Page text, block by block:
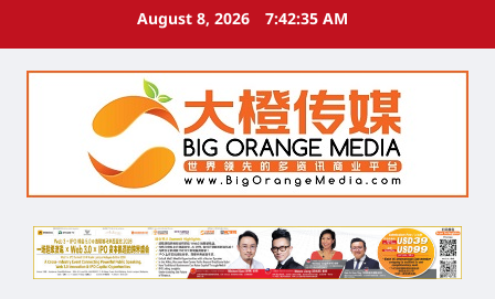
August 8, 2026 7:42:36 AM